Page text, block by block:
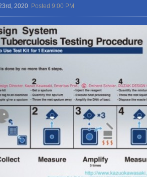
2020 Posted 9:00 PM